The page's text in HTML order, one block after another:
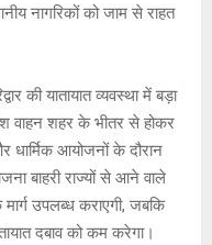
नागरिकों को जाम से राहत
की यातायात व्यवस्था में बड़ा
वाहन शहर के भीतर से होकर
धार्मिक आयोजनों के दौरान
बाहरी राज्यों से आने वाले
उपलब्ध कराएगी, जबकि
दबाव को कम करेगा।